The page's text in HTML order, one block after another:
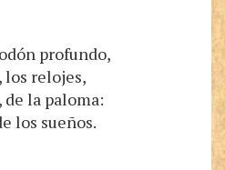
profundo,
los relojes,
la paloma:
los sueños.